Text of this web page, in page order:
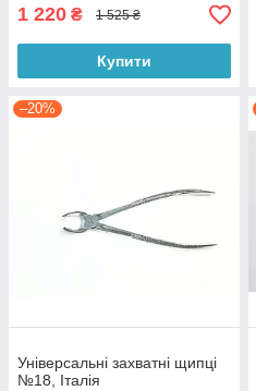
1 220 ₴ 1 525 ₴
Купити
–20%
Універсальні захватні щипці
№18, Італія